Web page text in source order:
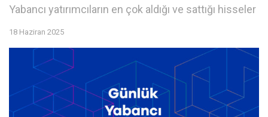
Yabancı yatırımcıların en çok aldığı ve sattığı hisseler
18 Haziran 2025